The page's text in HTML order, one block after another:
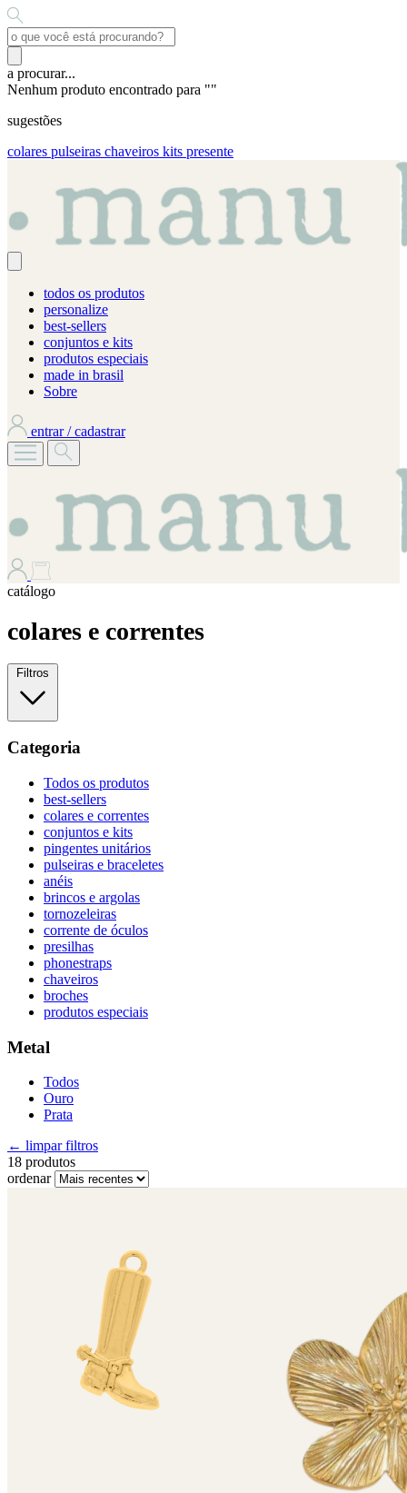
a procurar...
Nenhum produto encontrado para ""
sugestões
colares pulseiras chaveiros kits presente
todos os produtos
personalize
best-sellers
conjuntos e kits
produtos especiais
made in brasil
Sobre
entrar / cadastrar
catálogo
colares e correntes
Filtros
Categoria
Todos os produtos
best-sellers
colares e correntes
conjuntos e kits
pingentes unitários
pulseiras e braceletes
anéis
brincos e argolas
tornozeleiras
corrente de óculos
presilhas
phonestraps
chaveiros
broches
produtos especiais
Metal
Todos
Ouro
Prata
← limpar filtros
18 produtos
ordenar